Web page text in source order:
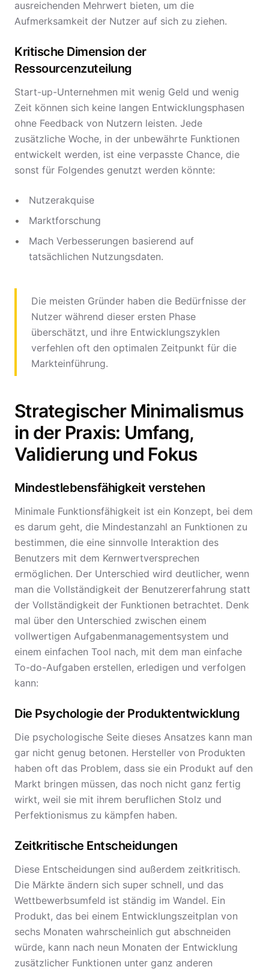
ausreichenden Mehrwert bieten, um die
Aufmerksamkeit der Nutzer auf sich zu ziehen.
Kritische Dimension der
Ressourcenzuteilung
Start-up-Unternehmen mit wenig Geld und wenig
Zeit können sich keine langen Entwicklungsphasen
ohne Feedback von Nutzern leisten. Jede
zusätzliche Woche, in der unbewährte Funktionen
entwickelt werden, ist eine verpasste Chance, die
sonst für Folgendes genutzt werden könnte:
Nutzerakquise
Marktforschung
Mach Verbesserungen basierend auf
tatsächlichen Nutzungsdaten.
Die meisten Gründer haben die Bedürfnisse der
Nutzer während dieser ersten Phase
überschätzt, und ihre Entwicklungszyklen
verfehlen oft den optimalen Zeitpunkt für die
Markteinführung.
Strategischer Minimalismus
in der Praxis: Umfang,
Validierung und Fokus
Mindestlebensfähigkeit verstehen
Minimale Funktionsfähigkeit ist ein Konzept, bei dem
es darum geht, die Mindestanzahl an Funktionen zu
bestimmen, die eine sinnvolle Interaktion des
Benutzers mit dem Kernwertversprechen
ermöglichen. Der Unterschied wird deutlicher, wenn
man die Vollständigkeit der Benutzererfahrung statt
der Vollständigkeit der Funktionen betrachtet. Denk
mal über den Unterschied zwischen einem
vollwertigen Aufgabenmanagementsystem und
einem einfachen Tool nach, mit dem man einfache
To-do-Aufgaben erstellen, erledigen und verfolgen
kann:
Die Psychologie der Produktentwicklung
Die psychologische Seite dieses Ansatzes kann man
gar nicht genug betonen. Hersteller von Produkten
haben oft das Problem, dass sie ein Produkt auf den
Markt bringen müssen, das noch nicht ganz fertig
wirkt, weil sie mit ihrem beruflichen Stolz und
Perfektionismus zu kämpfen haben.
Zeitkritische Entscheidungen
Diese Entscheidungen sind außerdem zeitkritisch.
Die Märkte ändern sich super schnell, und das
Wettbewerbsumfeld ist ständig im Wandel. Ein
Produkt, das bei einem Entwicklungszeitplan von
sechs Monaten wahrscheinlich gut abschneiden
würde, kann nach neun Monaten der Entwicklung
zusätzlicher Funktionen unter ganz anderen